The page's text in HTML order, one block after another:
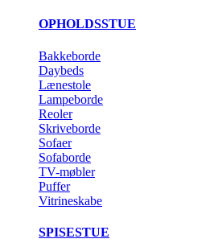
OPHOLDSSTUE
Bakkeborde
Daybeds
Lænestole
Lampeborde
Reoler
Skriveborde
Sofaer
Sofaborde
TV-møbler
Puffer
Vitrineskabe
SPISESTUE